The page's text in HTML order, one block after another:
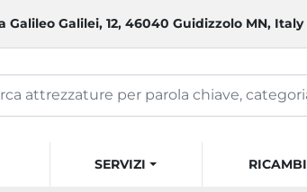
Galileo Galilei, 12, 46040 Guidizzolo MN, Italy
SERVIZI RICAMBI